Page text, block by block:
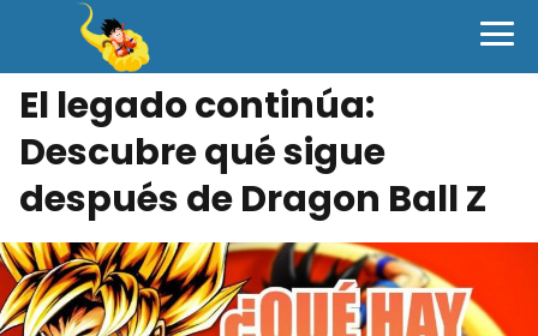
El legado continúa:
Descubre qué sigue
después de Dragon Ball Z